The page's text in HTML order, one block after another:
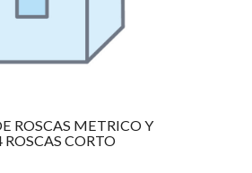
ROSCAS METRICO Y
CORTO